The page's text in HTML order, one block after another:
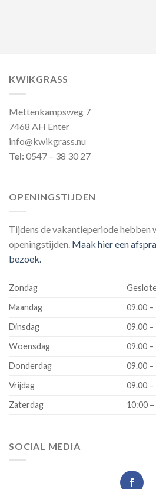
KWIKGRASS
Mettenkampsweg 7
7468 AH Enter
info@kwikgrass.nu
Tel:0547 – 38 30 27
OPENINGSTIJDEN
Tijdens de vakantieperiode hebben
openingstijden. Maak hier een
bezoek.
Zondag
Maandag
09.00 –
Dinsdag
09.00 –
Woensdag
09.00 –
Donderdag
09.00 –
Vrijdag
09.00 –
Zaterdag
10:00
SOCIAL MEDIA